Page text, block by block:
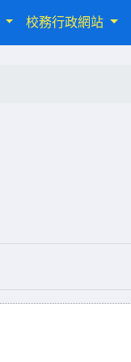
校務行政網站